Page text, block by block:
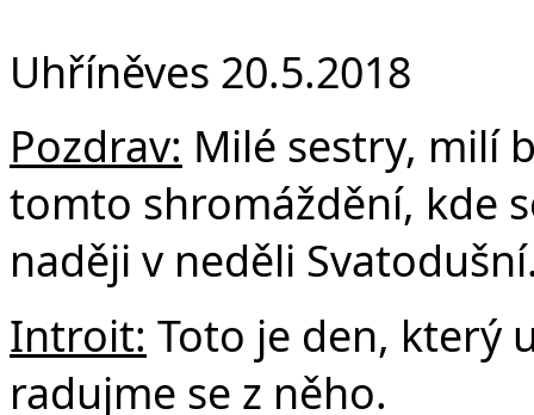
Uhříněves 20.5.2018
Pozdrav: Milé sestry, milí
tomto shromáždění, kde
naději v neděli
Introit: Toto je den, který
radujme se z něho.